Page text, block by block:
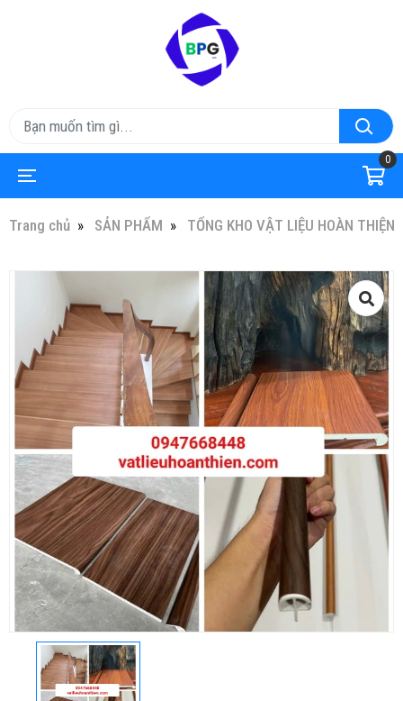
0
Trang chủ SẢN PHẨM TỔNG KHO VẬT LIỆU HOÀN THIỆN